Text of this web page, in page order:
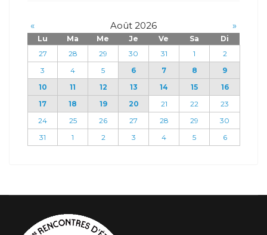
« Août 2026 »
Lu Ma Me Je Ve Sa
Di
27
28 29 30 31 1
2
3
4 5 6 7 8
9
10
11 12 13 14 15
16
17
18 19 20 21 22
23
24
25 26 27 28 29
30
31
1 2 3 4 5 6